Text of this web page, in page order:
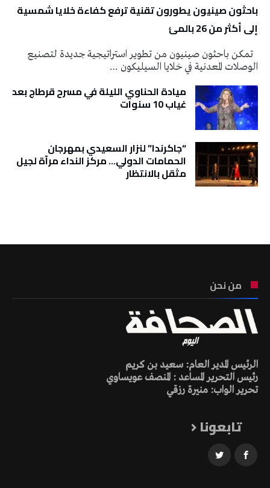
باحثون صينيون يطورون تقنية ترفع كفاءة خلايا شمسية
إلى أكثر من 26 بالمئ
تمكن باحثون صينيون من تطوير استراتيجية جديدة لتصنيع
الوصلات المعدنية في خلايا السيليكون …
ميادة الحناوي الليلة في مسرح قرطاج بعد
غياب 10 سنوات
“جاكرندا” لنزار السعيدي بمهرجان
الحمامات الدولي… مركز النداء مرآة لجيل
مثقل بالانتظار
من نحن
الرئيس المدير العام: سعيد بن كريم
رئيس التحرير المساعد : المنصف عويساوي
تحرير الواب: منيرة رزقي
تابعونا